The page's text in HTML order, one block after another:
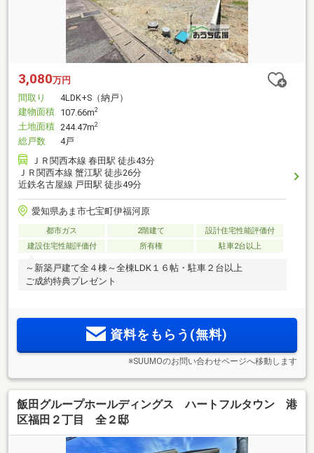
3,080万円
間取り
4LDK+S（納戸）
建物面積 107.66m2
土地面積 244.47m2
総戸数
4戸
ＪＲ関西本線 春田駅 徒歩43分
ＪＲ関西本線 蟹江駅 徒歩26分
近鉄名古屋線 戸田駅 徒歩49分
愛知県あま市七宝町伊福河原
都市ガス 2階建て
設計住宅性能評価付
建設住宅性能評価付
所有権 駐車2台以上
～新築戸建て全４棟～全棟LDK１６帖・駐車２台以上
ご成約特典プレゼント
資料をもらう(無料)
※SUUMOのお問い合わせページへ移動します
飯田グループホールディングス ハートフルタウン 港
区福田２丁目 全２邸